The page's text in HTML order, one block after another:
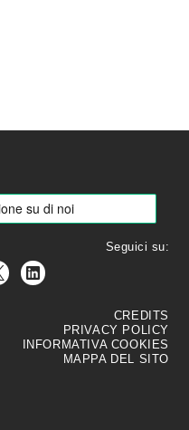
Seguici su:
CREDITS
PRIVACY POLICY
INFORMATIVA COOKIES
MAPPA DEL SITO